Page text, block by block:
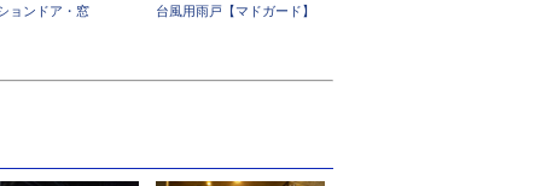
ョンドア・窓 台風用雨戸【マドガード】